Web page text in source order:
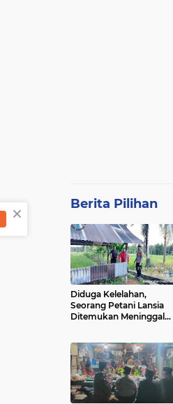
Berita Pilihan
Diduga Kelelahan,
Seorang Petani Lansia
Ditemukan Meninggal
×